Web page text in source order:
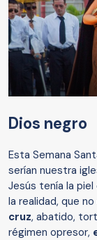
Dios negro
Esta Semana
serían nuestra
Jesús tenía la
la realidad, que
cruz, abatido,
régimen opresor,